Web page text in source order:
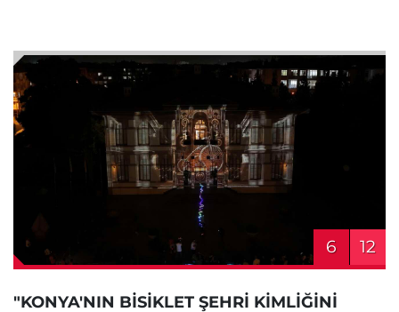
6 12
"KONYA'NIN BİSİKLET ŞEHRİ KİMLİĞİNİ